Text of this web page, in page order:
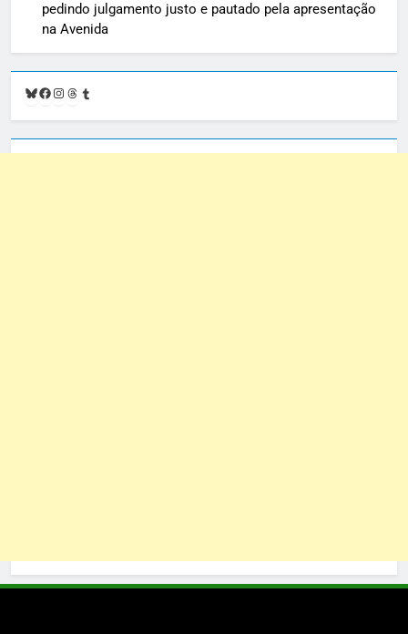
pedindo julgamento justo e pautado pela apresentação
na Avenida
Bluesky
Facebook
Instagram
Threads